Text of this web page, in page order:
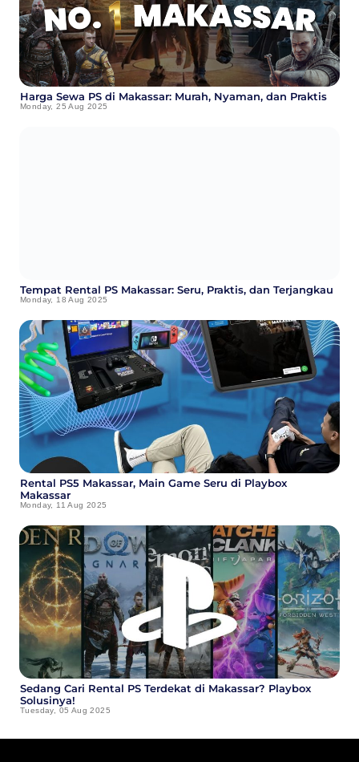
Harga Sewa PS di Makassar: Murah, Nyaman, dan Praktis
Monday, 25 Aug 2025
Tempat Rental PS Makassar: Seru, Praktis, dan Terjangkau
Monday, 18 Aug 2025
Rental PS5 Makassar, Main Game Seru di Playbox
Makassar
Monday, 11 Aug 2025
Sedang Cari Rental PS Terdekat di Makassar? Playbox
Solusinya!
Tuesday, 05 Aug 2025